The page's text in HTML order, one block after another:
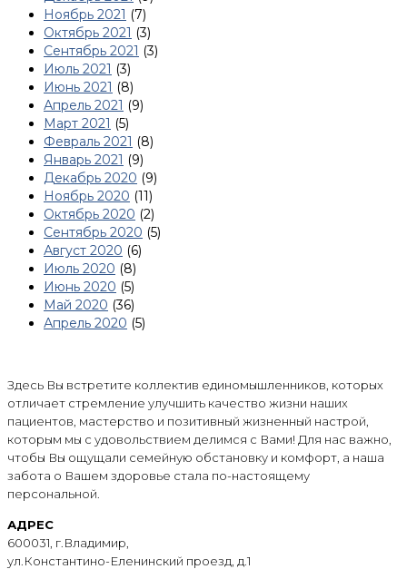
Ноябрь 2021 (7)
Октябрь 2021 (3)
Сентябрь 2021 (3)
Июль 2021 (3)
Июнь 2021 (8)
Апрель 2021 (9)
Март 2021 (5)
Февраль 2021 (8)
Январь 2021 (9)
Декабрь 2020 (9)
Ноябрь 2020 (11)
Октябрь 2020 (2)
Сентябрь 2020 (5)
Август 2020 (6)
Июль 2020 (8)
Июнь 2020 (5)
Май 2020 (36)
Апрель 2020 (5)
Здесь Вы встретите коллектив единомышленников, которых
отличает стремление улучшить качество жизни наших
пациентов, мастерство и позитивный жизненный настрой,
которым мы с удовольствием делимся с Вами! Для нас важно,
чтобы Вы ощущали семейную обстановку и комфорт, а наша
забота о Вашем здоровье стала по-настоящему
персональной.
АДРЕС
600031, г.Владимир,
ул.Константино-Еленинский проезд, д.1